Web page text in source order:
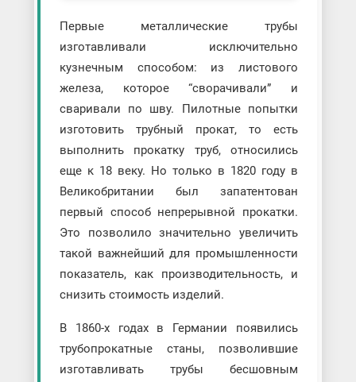
Первые металлические трубы
изготавливали исключительно
кузнечным способом: из листового
железа, которое “сворачивали” и
сваривали по шву. Пилотные попытки
изготовить трубный прокат, то есть
выполнить прокатку труб, относились
еще к 18 веку. Но только в 1820 году в
Великобритании был запатентован
первый способ непрерывной прокатки.
Это позволило значительно увеличить
такой важнейший для промышленности
показатель, как производительность, и
снизить стоимость изделий.
В 1860-х годах в Германии появились
трубопрокатные станы, позволившие
изготавливать трубы бесшовным